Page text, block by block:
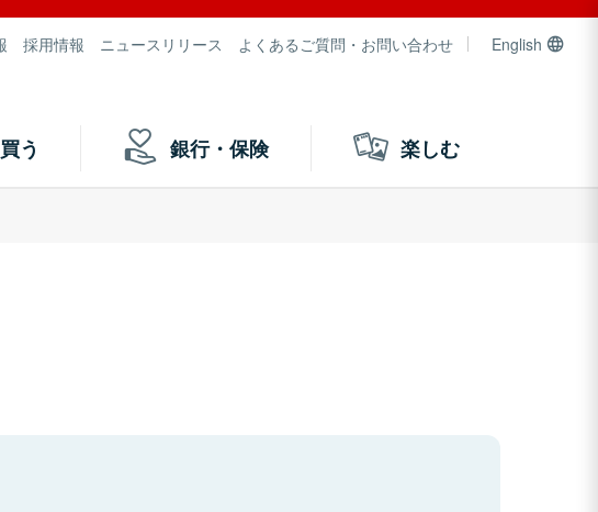
採用情報 ニュースリリース よくあるご質問・お問い合わせ English
買う 銀行・保険 楽しむ